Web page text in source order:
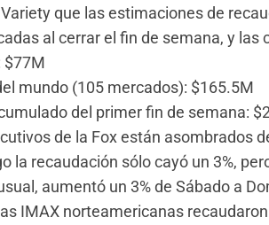
que las estimaciones de
al cerrar el fin de semana, y las
$77M
mundo (105 mercados): $165.5M
del primer fin de semana:
de la Fox están asombrados
la recaudación sólo cayó un 3%,
aumentó un 3% de Sábado a
IMAX norteamericanas